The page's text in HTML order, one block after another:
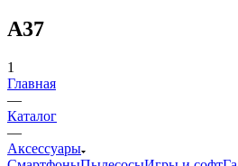
A37
1
Главная
—
Каталог
—
Аксессуары